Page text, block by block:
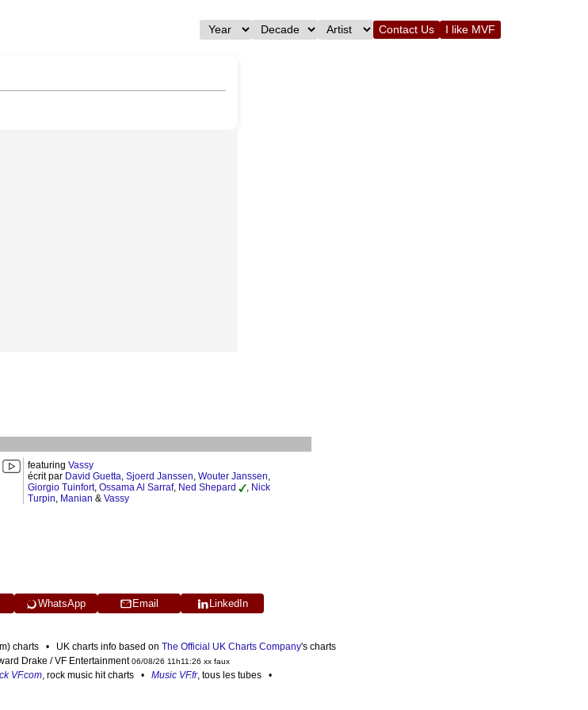
Contact Us I like MVF
featuring Vassy
écrit par David Guetta, Sjoerd Janssen, Wouter Janssen,
Giorgio Tuinfort, Ossama Al Sarraf, Ned Shepard , Nick
Turpin, Manian & Vassy
WhatsApp Email LinkedIn
charts • UK charts info based on The Official UK Charts Company's charts
Drake / VF Entertainment06/08/26 11h11:26 xx faux
VF.com, rock music hit charts • Music VF.fr, tous les tubes •